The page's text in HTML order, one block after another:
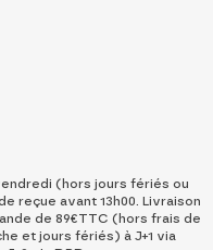
(hors jours fériés ou
reçue avant 13h00. Livraison
de 89€TTC (hors frais de
et jours fériés) à J+1 via